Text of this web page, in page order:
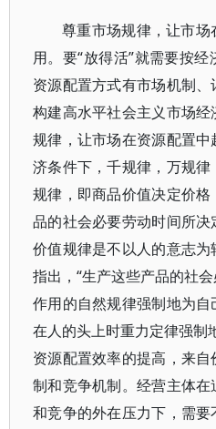
尊重市场规律，让市
用。要“放得活”就需要按经
资源配置方式有市场机制
构建高水平社会主义市场
规律，让市场在资源配置
济条件下，千规律，万规
规律，即商品价值决定价
品的社会必要劳动时间所决
价值规律是不以人的意志
指出，“生产这些产品的社
作用的自然规律强制地为
在人的头上时重力定律强制
资源配置效率的提高，来
制和竞争机制。经营主体
和竞争的外在压力下，需